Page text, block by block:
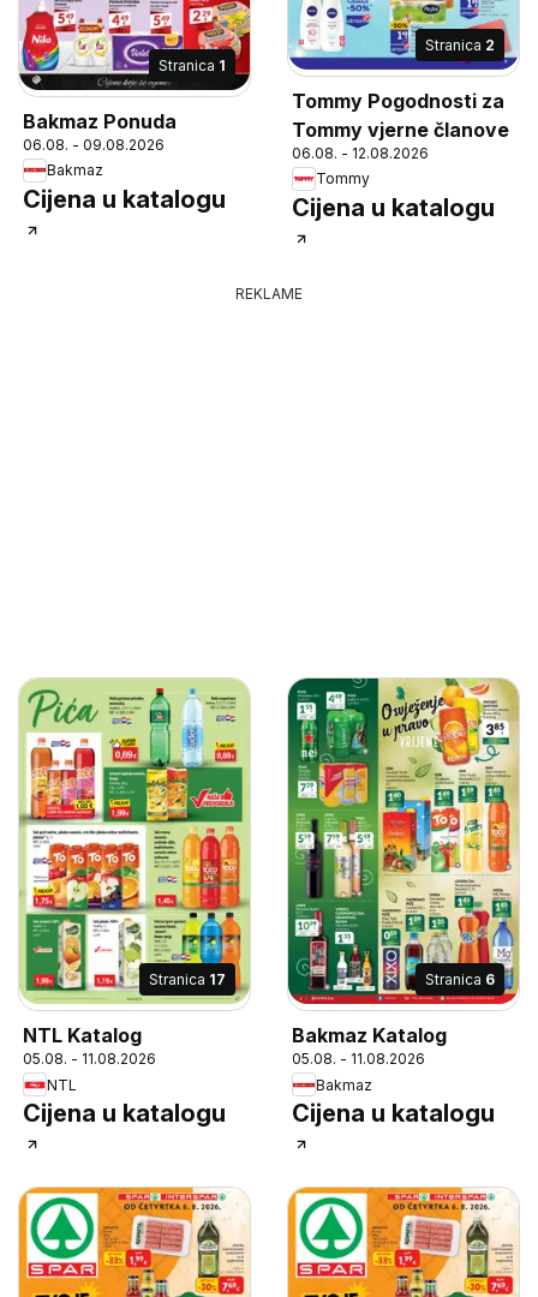
Stranica 1
Bakmaz Ponuda
06.08. - 09.08.2026
Bakmaz
Cijena u katalogu
Stranica 2
Tommy Pogodnosti za
Tommy vjerne članove
06.08. - 12.08.2026
Tommy
Cijena u katalogu
REKLAME
Stranica 17
NTL Katalog
05.08. - 11.08.2026
NTL
Cijena u katalogu
Stranica 6
Bakmaz Katalog
05.08. - 11.08.2026
Bakmaz
Cijena u katalogu